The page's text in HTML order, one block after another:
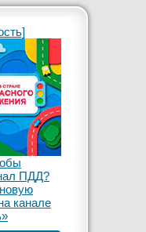
ПДД?
канале